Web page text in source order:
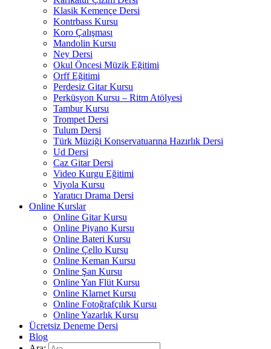
Klasik Kemençe Dersi
Kontrbass Kursu
Koro Çalışması
Mandolin Kursu
Ney Dersi
Okul Öncesi Müzik Eğitimi
Orff Eğitimi
Perdesiz Gitar Kursu
Perküsyon Kursu – Ritm Atölyesi
Tambur Kursu
Trompet Dersi
Tulum Dersi
Türk Müziği Konservatuarına Hazırlık Dersi
Ud Dersi
Caz Gitar Dersi
Video Kurgu Eğitimi
Viyola Kursu
Yaratıcı Drama Dersi
Online Kurslar
Online Gitar Kursu
Online Piyano Kursu
Online Bateri Kursu
Online Çello Kursu
Online Keman Kursu
Online Şan Kursu
Online Yan Flüt Kursu
Online Klarnet Kursu
Online Fotoğrafçılık Kursu
Online Yazarlık Kursu
Ücretsiz Deneme Dersi
Blog